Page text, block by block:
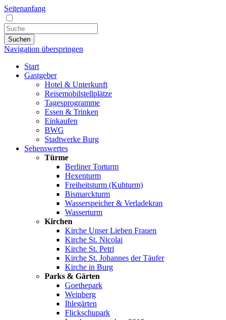
Seitenanfang
Suchen
Navigation überspringen
Start
Gastgeber
Hotel & Unterkunft
Reisemobilstellplätze
Tagesprogramme
Essen & Trinken
Einkaufen
BWG
Stadtwerke Burg
Sehenswertes
Türme
Berliner Torturm
Hexenturm
Freiheitsturm (Kuhturm)
Bismarckturm
Wasserspeicher & Verladekran
Wasserturm
Kirchen
Kirche Unser Lieben Frauen
Kirche St. Nicolai
Kirche St. Petri
Kirche St. Johannes der Täufer
Kirche in Burg
Parks & Gärten
Goethepark
Weinberg
Ihlegärten
Flickschupark